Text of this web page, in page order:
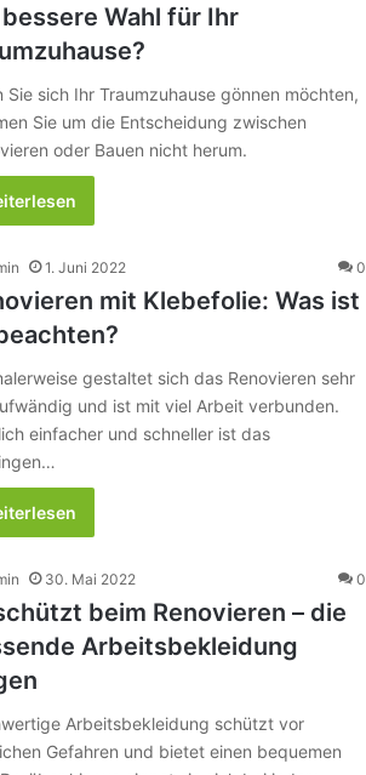
Wahl für Ihr
Sie sich Ihr Traumzuhause gönnen möchten,
Sie um die Entscheidung zwischen
oder Bauen nicht herum.
1. Juni 2022 0
mit Klebefolie: Was ist
gestaltet sich das Renovieren sehr
und ist mit viel Arbeit verbunden.
einfacher und schneller ist das
30. Mai 2022 0
beim Renovieren – die
Arbeitsbekleidung
Arbeitsbekleidung schützt vor
Gefahren und bietet einen bequemen